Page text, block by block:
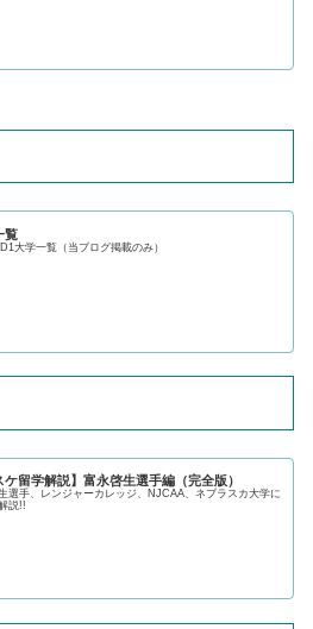
覧
大学一覧（当ブログ掲載のみ）
ケ留学解説】富永啓生選手編（完全版）
選手、レンジャーカレッジ、NJCAA、ネブラスカ大学に
説!!